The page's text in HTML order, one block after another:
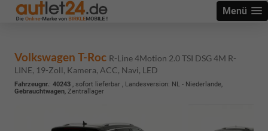
Menü
Volkswagen T-Roc R-Line 4Motion 2.0 TSI DSG 4M R-
LINE, 19-Zoll, Kamera, ACC, Navi, LED
Fahrzeugnr.: 40243 , sofort lieferbar , Landesversion: NL - Niederlande,
Gebrauchtwagen, Zentrallager